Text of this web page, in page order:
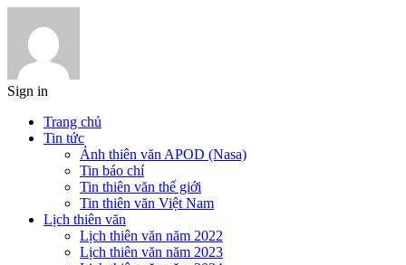
Sign in
Trang chủ
Tin tức
Ảnh thiên văn APOD (Nasa)
Tin báo chí
Tin thiên văn thế giới
Tin thiên văn Việt Nam
Lịch thiên văn
Lịch thiên văn năm 2022
Lịch thiên văn năm 2023